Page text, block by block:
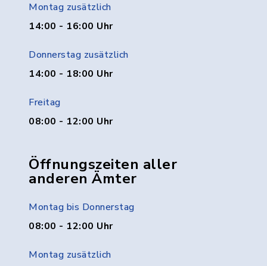
Montag zusätzlich
14:00 - 16:00 Uhr
Donnerstag zusätzlich
14:00 - 18:00 Uhr
Freitag
08:00 - 12:00 Uhr
Öffnungszeiten aller
anderen Ämter
Montag bis Donnerstag
08:00 - 12:00 Uhr
Montag zusätzlich